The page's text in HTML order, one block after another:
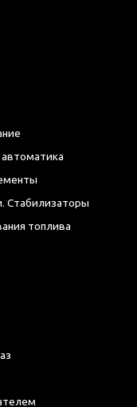
Стабилизаторы
топлива